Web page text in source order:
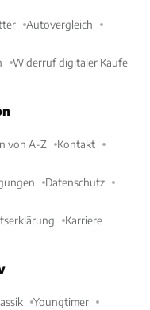
Autovergleich
Widerruf digitaler Käufe
von A-Z Kontakt
Datenschutz
Karriere
Youngtimer